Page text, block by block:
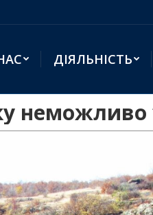
ДІЯЛЬНІСТЬ
неможливо